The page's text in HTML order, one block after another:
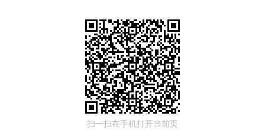
扫一扫在手机打开当前页